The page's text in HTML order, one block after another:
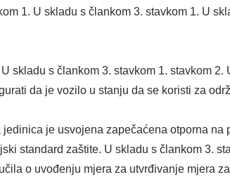
1. U skladu s člankom 3. stavkom 1. U
U skladu s člankom 3. stavkom 1. stavkom 2.
da je vozilo u stanju da se koristi za
jedinica je usvojena zapečaćena otporna na
standard zaštite. U skladu s člankom 3.
o uvođenju mjera za utvrđivanje mjera za